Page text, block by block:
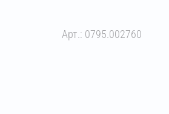
Арт.: 0795.002760